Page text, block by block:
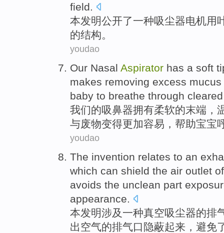
field.
本发明公开了一种吸尘器电机用
的结构。
youdao
Our Nasal Aspirator has a soft
makes removing excess mucus
baby to breathe through
我们的吸鼻器拥有柔软的末端 ，
与废物变得更加容易 ， 帮助宝宝
youdao
The invention relates to an
which can shield the air outlet of
avoids the unclean part
appearance
本发明涉及 一种真空吸尘器的排
出空气的排气口隐蔽起来， 避免